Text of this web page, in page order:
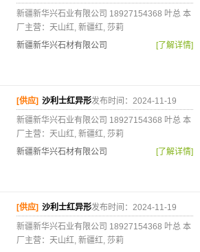
新疆新华兴石业有限公司 18927154368 叶总 本
厂主营：天山红, 新疆红, 莎莉
新疆新华兴石材有限公司
[了解详情]
[供应] 沙利士红异形发布时间：2024-11-19
新疆新华兴石业有限公司 18927154368 叶总 本
厂主营：天山红, 新疆红, 莎莉
新疆新华兴石材有限公司
[了解详情]
[供应] 沙利士红异形发布时间：2024-11-19
新疆新华兴石业有限公司 18927154368 叶总 本
厂主营：天山红, 新疆红, 莎莉